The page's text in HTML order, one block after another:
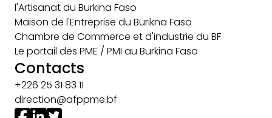
l'Artisanat du Burkina Faso
Maison de l'Entreprise du Burikna Faso
Chambre de Commerce et d'industrie du BF
Le portail des PME / PMI au Burkina Faso
Contacts
+226 25 31 83 11
direction@afppme.bf